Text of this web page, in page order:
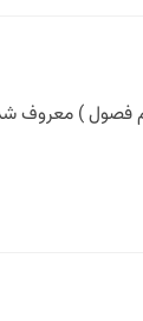
فصول ) معروف